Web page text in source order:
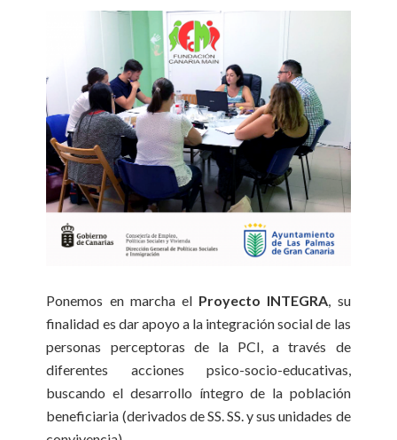
Ponemos en marcha el Proyecto INTEGRA, su
finalidad es dar apoyo a la integración social de las
personas perceptoras de la PCI, a través de
diferentes acciones psico-socio-educativas,
buscando el desarrollo íntegro de la población
beneficiaria (derivados de SS. SS. y sus unidades de